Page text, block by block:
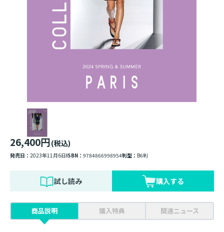
26,400円(税込)
発売日： 2023年11月6日ISBN： 9784866998954判型： B6判
試し読み 購入する
商品説明 購入特典 関連ニュース